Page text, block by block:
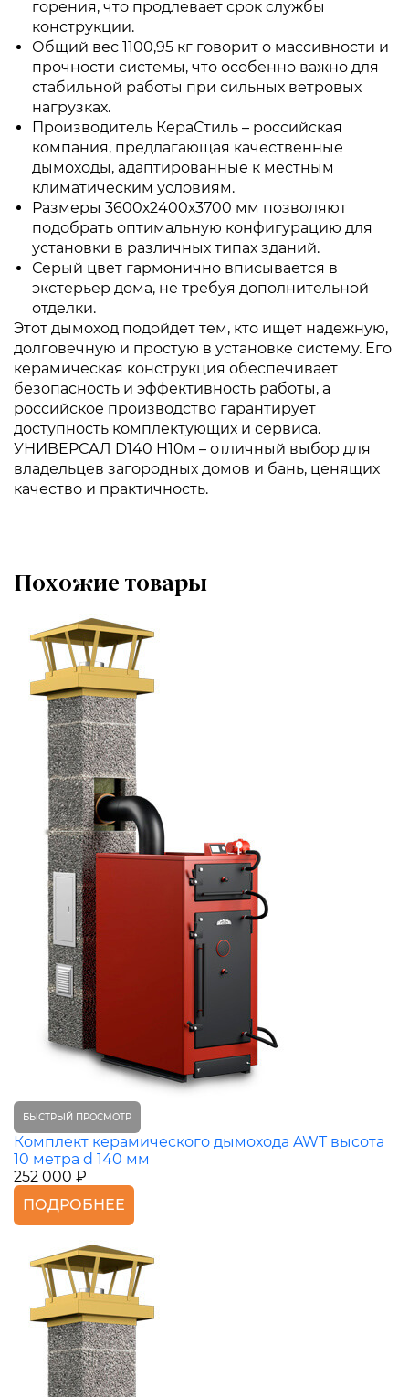
горения, что продлевает срок службы
конструкции.
Общий вес 1100,95 кг говорит о массивности и
прочности системы, что особенно важно для
стабильной работы при сильных ветровых
нагрузках.
Производитель КераСтиль – российская
компания, предлагающая качественные
дымоходы, адаптированные к местным
климатическим условиям.
Размеры 3600х2400х3700 мм позволяют
подобрать оптимальную конфигурацию для
установки в различных типах зданий.
Серый цвет гармонично вписывается в
экстерьер дома, не требуя дополнительной
отделки.
Этот дымоход подойдет тем, кто ищет надежную,
долговечную и простую в установке систему. Его
керамическая конструкция обеспечивает
безопасность и эффективность работы, а
российское производство гарантирует
доступность комплектующих и сервиса.
УНИВЕРСАЛ D140 H10м – отличный выбор для
владельцев загородных домов и бань, ценящих
качество и практичность.
Похожие товары
БЫСТРЫЙ ПРОСМОТР
Комплект керамического дымохода AWT высота
10 метра d 140 мм
252 000 ₽
ПОДРОБНЕЕ